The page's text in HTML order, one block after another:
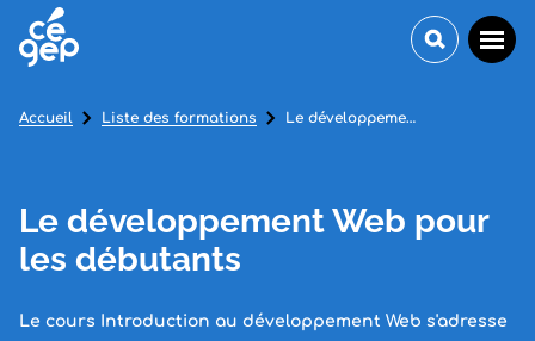
Le développement Web pour
les débutants
Le cours Introduction au développement Web s'adresse
Accueil Liste des formations Le développement Web pour les débutants